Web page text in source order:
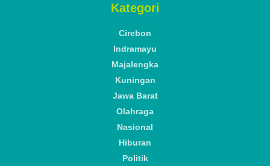
Kategori
Cirebon
Indramayu
Majalengka
Kuningan
Jawa Barat
Olahraga
Nasional
Hiburan
Politik